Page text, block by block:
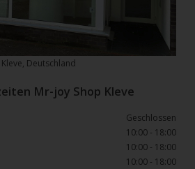
Deutschland
Mr-joy Shop Kleve
Geschlossen
10:00 - 18:00
10:00 - 18:00
10:00 - 18:00